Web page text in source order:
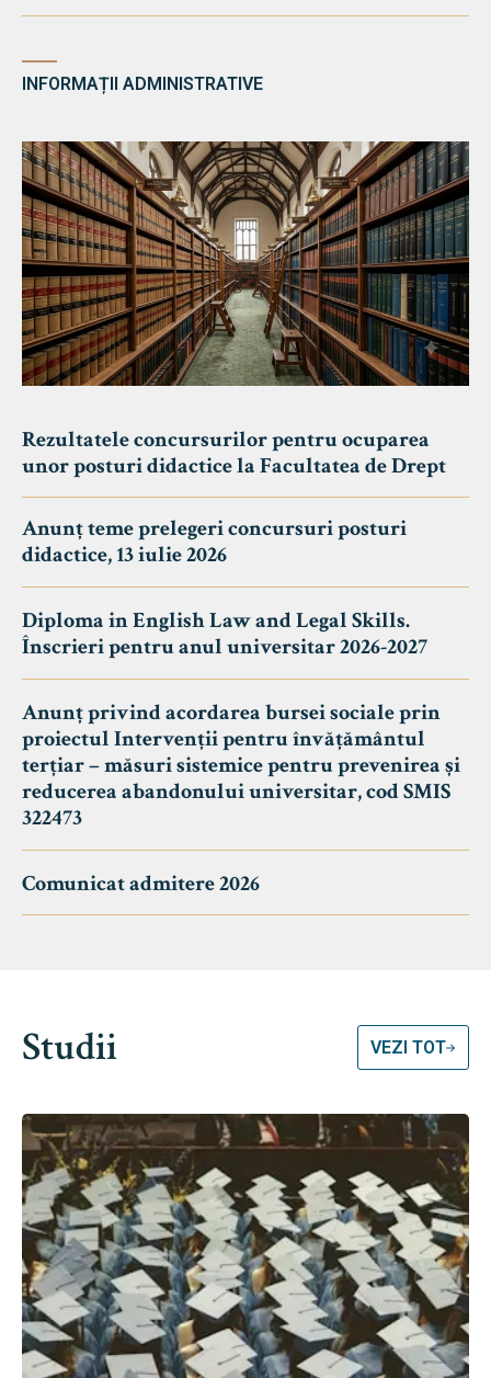
INFORMAȚII ADMINISTRATIVE
Rezultatele concursurilor pentru ocuparea
unor posturi didactice la Facultatea de Drept
Anunț teme prelegeri concursuri posturi
didactice, 13 iulie 2026
Diploma in English Law and Legal Skills.
Înscrieri pentru anul universitar 2026-2027
Anunț privind acordarea bursei sociale prin
proiectul Intervenții pentru învățământul
terțiar – măsuri sistemice pentru prevenirea și
reducerea abandonului universitar, cod SMIS
322473
Comunicat admitere 2026
Studii VEZI TOT